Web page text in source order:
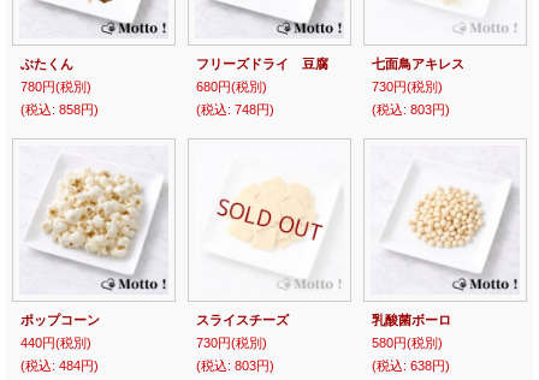
ぶたくん
780円(税別)
(税込: 858円)
フリーズドライ 豆腐
680円(税別)
(税込: 748円)
七面鳥アキレス
730円(税別)
(税込: 803円)
ポップコーン
440円(税別)
(税込: 484円)
スライスチーズ
730円(税別)
(税込: 803円)
乳酸菌ボーロ
580円(税別)
(税込: 638円)